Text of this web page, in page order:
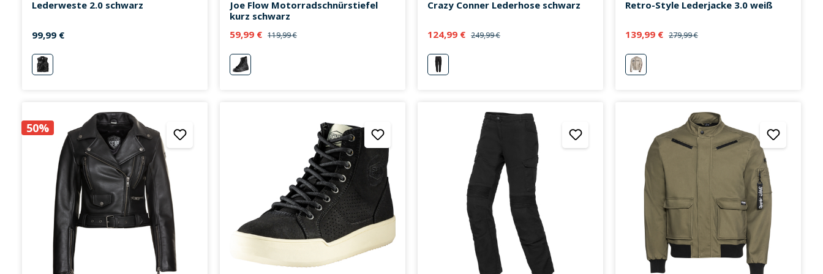
Lederweste 2.0 schwarz
99,99 €
schwarz
Joe Flow Motorradschnürstiefel
kurz schwarz
59,99 € 119,99 €
schwarz
Crazy Conner Lederhose schwarz
124,99 € 249,99 €
schwarz
Retro-Style Lederjacke 3.0 weiß
139,99 € 279,99 €
weiß
50%